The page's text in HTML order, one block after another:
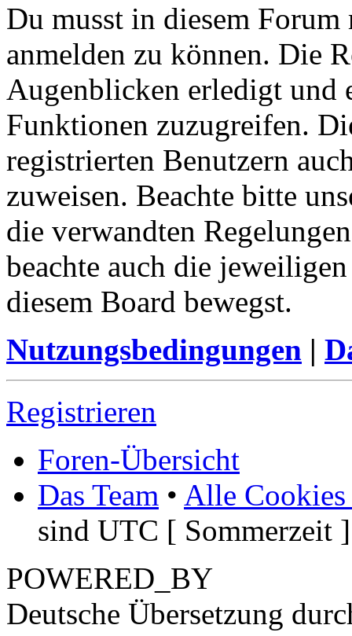
Du musst in diesem
anmelden zu können. Die
Augenblicken erledigt und
Funktionen zuzugreifen.
registrierten Benutzern
zuweisen. Beachte bitte
die verwandten
beachte auch die
diesem Board bewegst.
Nutzungsbedingungen |
Registrieren
Foren-Übersicht
Das Team • Alle Cookies
sind UTC [ Sommerzeit ]
POWERED_BY
Deutsche Übersetzung